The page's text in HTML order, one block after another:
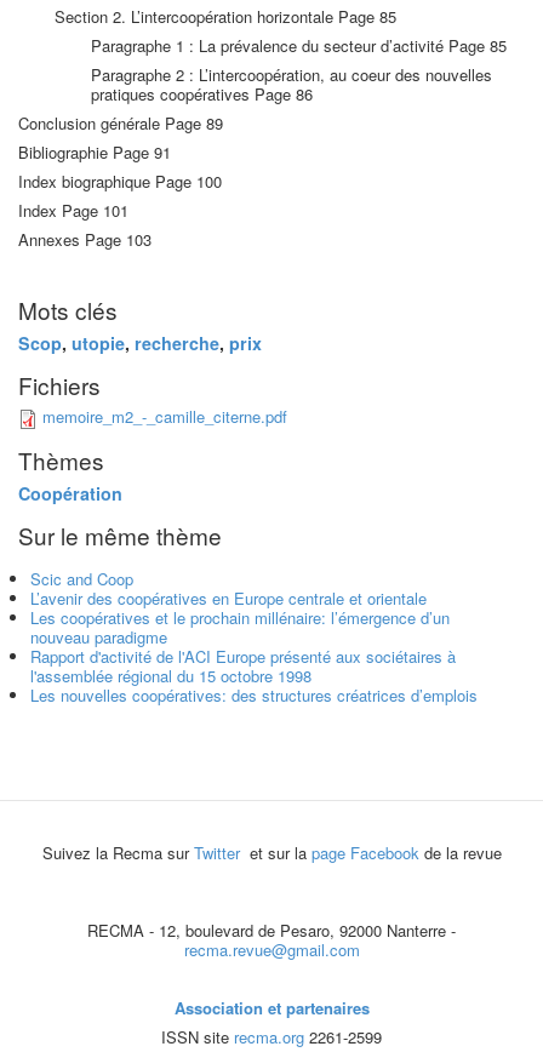
Section 2. L’intercoopération horizontale Page 85
Paragraphe 1 : La prévalence du secteur d’activité Page 85
Paragraphe 2 : L’intercoopération, au coeur des nouvelles
pratiques coopératives Page 86
Conclusion générale Page 89
Bibliographie Page 91
Index biographique Page 100
Index Page 101
Annexes Page 103
Mots clés
Scop, utopie, recherche, prix
Fichiers
memoire_m2_-_camille_citerne.pdf
Thèmes
Coopération
Sur le même thème
Scic and Coop
L’avenir des coopératives en Europe centrale et orientale
Les coopératives et le prochain millénaire: l’émergence d’un
nouveau paradigme
Rapport d'activité de l'ACI Europe présenté aux sociétaires à
l'assemblée régional du 15 octobre 1998
Les nouvelles coopératives: des structures créatrices d’emplois
Suivez la Recma surTwitter et sur la page Facebook de la revue
RECMA - 12, boulevard de Pesaro, 92000 Nanterre -
recma.revue@gmail.com
Association et partenaires
ISSN site recma.org 2261-2599